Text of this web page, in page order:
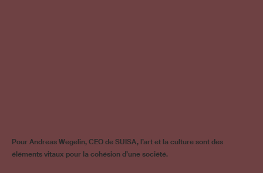
Pour Andreas Wegelin, CEO de SUISA, l’art et la culture sont des
éléments vitaux pour la cohésion d’une société.